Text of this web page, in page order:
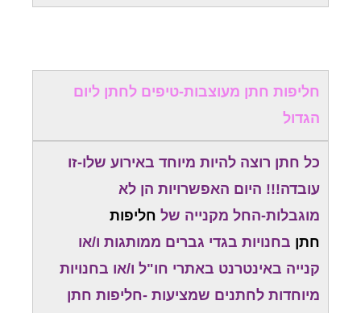
חליפות חתן מעוצבות-טיפים לחתן ליום
הגדול
כל חתן רוצה להיות מיוחד באירוע שלו-זו
עובדה!!! היום האפשרויות הן לא
מוגבלות-החל מקנייה של חליפות
חתן בחנויות בגדי גברים ממותגות ו/או
קנייה באינטרנט באתרי חו"ל ו/או בחנויות
מיוחדות לחתנים שמציעות -חליפות חתן